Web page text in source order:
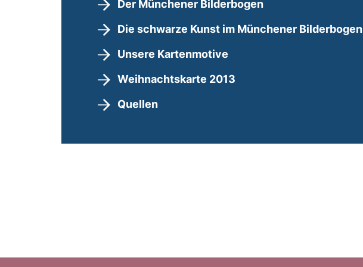
Der Münchener Bilderbogen
Die schwarze Kunst im Münchener Bilderbogen
Unsere Kartenmotive
Weihnachtskarte 2013
Quellen